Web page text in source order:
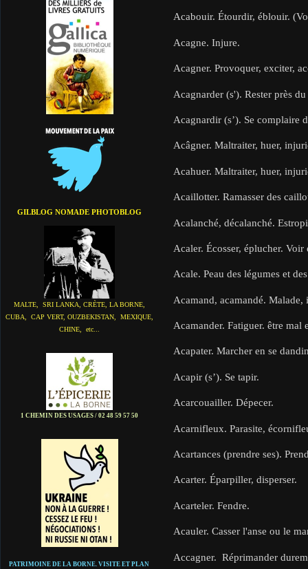
GILBLOG NOMADE PHOTOBLOG
MALTE, SRI LANKA, CRÈTE, LA BORNE,
CUBA, CAP VERT, OUZBEKISTAN, MEXIQUE,
CHINE, etc...
1 CHEMIN DES USAGES / 02 48 59 57 50
PATRIMOINE DE LA BORNE. VISITE ET PLAN
Acabouir. Étourdir, éblouir.
Acagne. Injure.
Acagner. Provoquer, exciter,
Acagnarder (s'). Rester près
Acagnardir (s’). Se complaire
Acâgner. Maltraiter, huer,
Acahuer. Maltraiter, huer,
Acaillotter. Ramasser des
Acalanché, décalanché.
Acaler. Écosser, éplucher. Voir
Acale. Peau des légumes et
Acamand, acamandé.
Acamander. Fatiguer. être mal
Acapater. Marcher en se
Acapir (s’). Se tapir.
Acarcouailler. Dépecer.
Acarnifleux. Parasite,
Acartances (prendre ses).
Acarter. Éparpiller, disperser.
Acarteler. Fendre.
Acauler. Casser l'anse ou le
Accagner. Réprimander